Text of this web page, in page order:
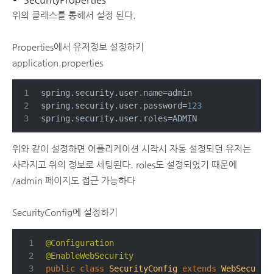
위의 클래스를 통해서 설정 된다.
Properties에서 유저정보 설정하기
application.properties
spring.security.user.name=admin
spring.security.user.password=123
spring.security.user.roles=ADMIN
위와 같이 설정하면 어플리케이션 시작시 자동 설정되던 유저는
사라지고 위의 정보로 세팅된다. roles도 설정되었기 때문에
/admin 페이지도 접근 가능하다
SecurityConfig에 설정하기
@Configuration
@EnableWebSecurity
public class SecurityConfig extends